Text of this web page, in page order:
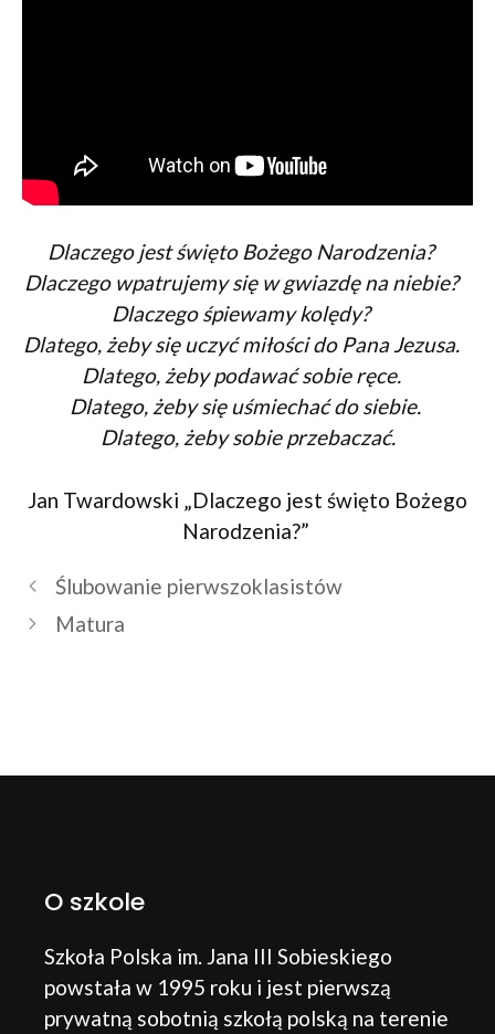
Dlaczego jest święto Bożego Narodzenia?
Dlaczego wpatrujemy się w gwiazdę na niebie?
Dlaczego śpiewamy kolędy?
Dlatego, żeby się uczyć miłości do Pana Jezusa.
Dlatego, żeby podawać sobie ręce.
Dlatego, żeby się uśmiechać do siebie.
Dlatego, żeby sobie przebaczać.
Jan Twardowski „Dlaczego jest święto Bożego
Narodzenia?”
Ślubowanie pierwszoklasistów
Matura
O szkole
Szkoła Polska im. Jana III Sobieskiego
powstała w 1995 roku i jest pierwszą
prywatną sobotnią szkołą polską na terenie